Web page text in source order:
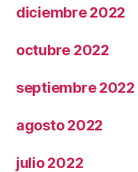
diciembre 2022
octubre 2022
septiembre 2022
agosto 2022
julio 2022